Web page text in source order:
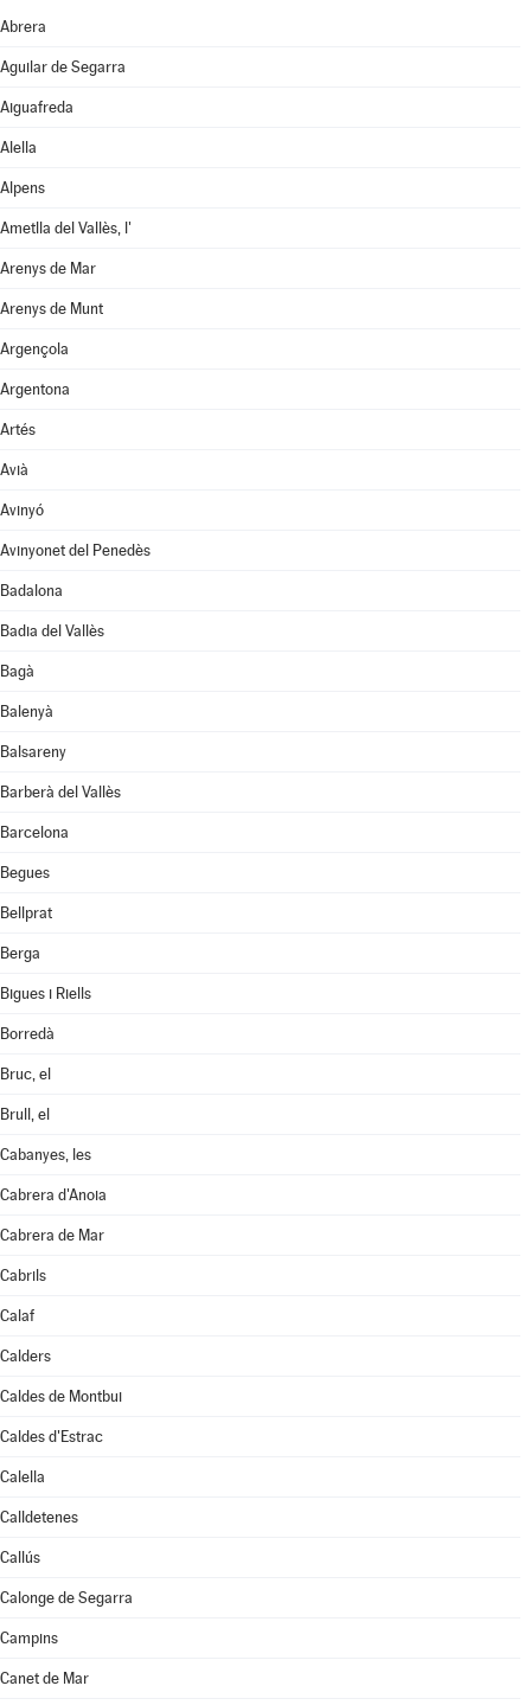
Abrera
Aguilar de Segarra
Aiguafreda
Alella
Alpens
Ametlla del Vallès, l'
Arenys de Mar
Arenys de Munt
Argençola
Argentona
Artés
Avià
Avinyó
Avinyonet del Penedès
Badalona
Badia del Vallès
Bagà
Balenyà
Balsareny
Barberà del Vallès
Barcelona
Begues
Bellprat
Berga
Bigues i Riells
Borredà
Bruc, el
Brull, el
Cabanyes, les
Cabrera d'Anoia
Cabrera de Mar
Cabrils
Calaf
Calders
Caldes de Montbui
Caldes d'Estrac
Calella
Calldetenes
Callús
Calonge de Segarra
Campins
Canet de Mar